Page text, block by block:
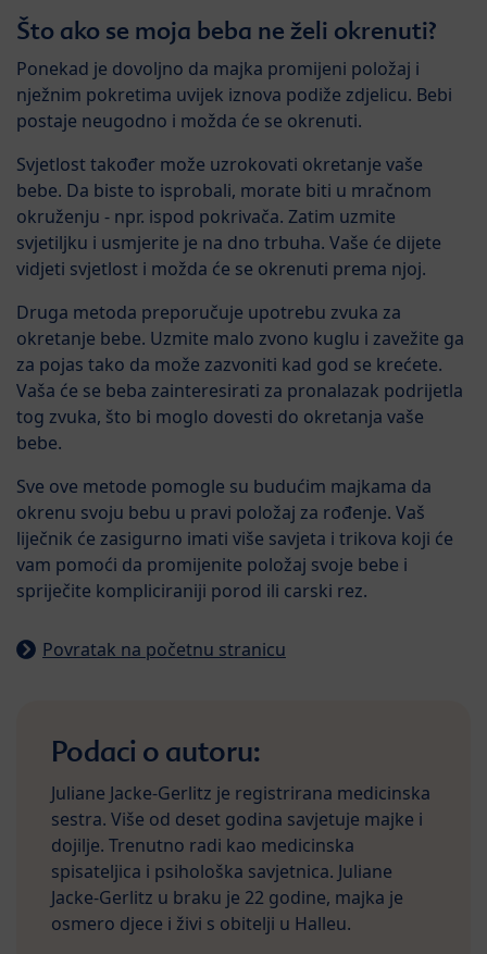
Što ako se moja beba ne želi okrenuti?
Ponekad je dovoljno da majka promijeni položaj i
nježnim pokretima uvijek iznova podiže zdjelicu. Bebi
postaje neugodno i možda će se okrenuti.
Svjetlost također može uzrokovati okretanje vaše
bebe. Da biste to isprobali, morate biti u mračnom
okruženju - npr. ispod pokrivača. Zatim uzmite
svjetiljku i usmjerite je na dno trbuha. Vaše će dijete
vidjeti svjetlost i možda će se okrenuti prema njoj.
Druga metoda preporučuje upotrebu zvuka za
okretanje bebe. Uzmite malo zvono kuglu i zavežite ga
za pojas tako da može zazvoniti kad god se krećete.
Vaša će se beba zainteresirati za pronalazak podrijetla
tog zvuka, što bi moglo dovesti do okretanja vaše
bebe.
Sve ove metode pomogle su budućim majkama da
okrenu svoju bebu u pravi položaj za rođenje. Vaš
liječnik će zasigurno imati više savjeta i trikova koji će
vam pomoći da promijenite položaj svoje bebe i
spriječite kompliciraniji porod ili carski rez.
Povratak na početnu stranicu
Podaci o autoru:
Juliane Jacke-Gerlitz je registrirana medicinska
sestra. Više od deset godina savjetuje majke i
dojilje. Trenutno radi kao medicinska
spisateljica i psihološka savjetnica. Juliane
Jacke-Gerlitz u braku je 22 godine, majka je
osmero djece i živi s obitelji u Halleu.